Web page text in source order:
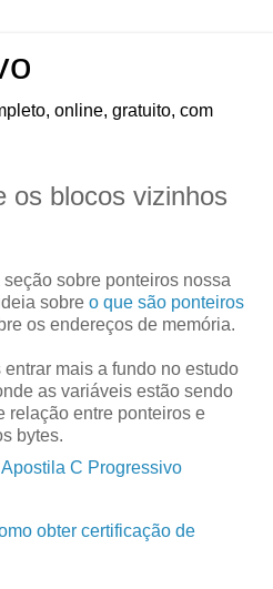
online, gratuito, com
os blocos vizinhos
sobre ponteiros nossa
sobre o que são ponteiros
os endereços de memória.
mais a fundo no estudo
as variáveis estão sendo
relação entre ponteiros e
bytes.
Apostila C Progressivo
obter certificação de